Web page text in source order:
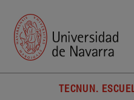
TECNUN.